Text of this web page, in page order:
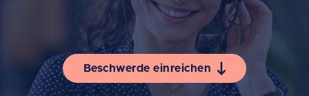
Beschwerde einreichen